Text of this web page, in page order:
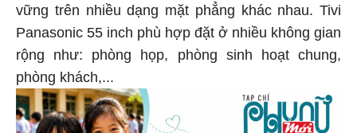
vững trên nhiều dạng mặt phẳng khác nhau. Tivi
Panasonic 55 inch phù hợp đặt ở nhiều không gian
rộng như: phòng họp, phòng sinh hoạt chung,
phòng khách,...